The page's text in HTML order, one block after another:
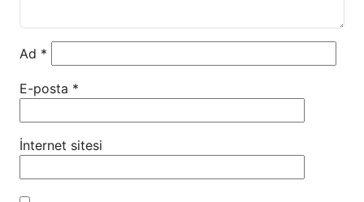
Ad *
E-posta *
İnternet sitesi